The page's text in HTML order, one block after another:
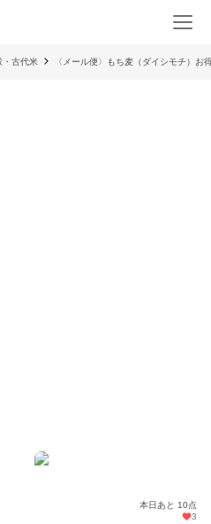
・古代米 〈メール便〉もち麦（ダイシモチ）
本日あと 10点
3